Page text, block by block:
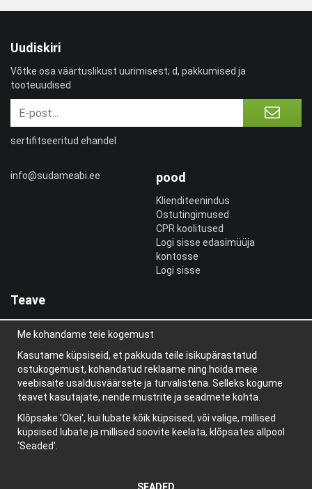
info@sudameabi.ee pood
Klienditeenindus
Ostutingimused
CPR koolitused
Logi sisse edasimüüja
kontosse
Logi sisse
Teave
Meist
uudiskiri
Teave küpsiste kohta
Blogi
Uudiskiri
Võtke osa väärtuslikust uurimisest; d, pakkumised ja
tooteuudised
sertifitseeritud ehandel
Me kohandame teie kogemust
Kasutame küpsiseid, et pakkuda teile isikupärastatud
ostukogemust, kohandatud reklaame ning hoida meie
veebisaite usaldusväärsete ja turvalistena. Selleks kogume
teavet kasutajate, nende mustrite ja seadmete kohta.
Klõpsake 'Okei', kui lubate kõik küpsised, või valige, millised
küpsised lubate ja millised soovite keelata, klõpsates allpool
'Seaded'.